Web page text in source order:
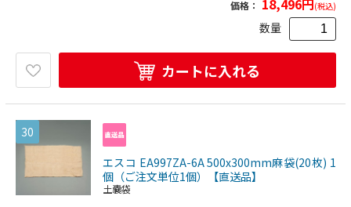
ズ:350×500×140●梱包重量6600g価格： 18,496円(税込)
数量
カートに入れる
30
エスコ EA997ZA-6A 500x300mm麻袋(20枚) 1
個（ご注文単位1個）【直送品】
土嚢袋